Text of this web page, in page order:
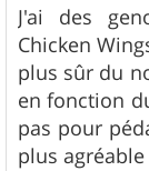
g
e
J'ai des
Chicken
plus sûr du
en fonction
pas pour
plus